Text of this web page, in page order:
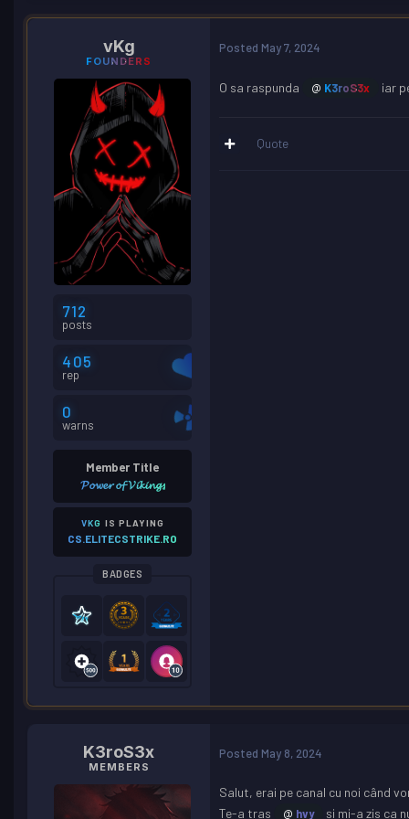
vKg
FOUNDERS
712
posts
405
rep
0
warns
Member Title
𝓟𝓸𝔀𝓮𝓻 𝓸𝓯 𝓥𝓲𝓴𝓲𝓷𝓰𝓼
VKG IS PLAYING
CS.ELITECSTRIKE.RO
BADGES
Posted May 7, 2024
O sa raspunda @ K3roS3x iar
Quote
K3roS3x
MEMBERS
Posted May 8, 2024
Salut, erai pe canal cu noi când
Te-a tras
@ hvy și mi-a zis ca